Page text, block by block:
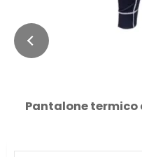
Pantalone termico